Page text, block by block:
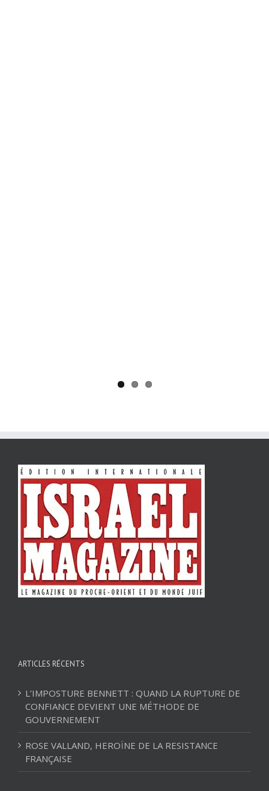
ARTICLES RÉCENTS
L’IMPOSTURE BENNETT : QUAND LA RUPTURE DE
CONFIANCE DEVIENT UNE MÉTHODE DE
GOUVERNEMENT
ROSE VALLAND, HEROÏNE DE LA RESISTANCE
FRANÇAISE